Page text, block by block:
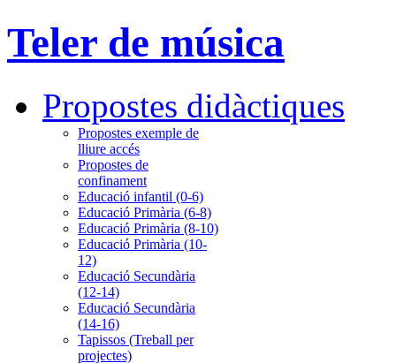
Teler de música
Propostes didàctiques
Propostes exemple de
lliure accés
Propostes de
confinament
Educació infantil (0-6)
Educació Primària (6-8)
Educació Primària (8-10)
Educació Primària (10-
12)
Educació Secundària
(12-14)
Educació Secundària
(14-16)
Tapissos (Treball per
projectes)